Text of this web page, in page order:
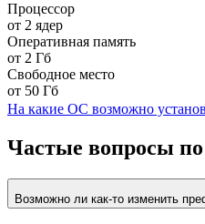
Процессор
от 2 ядер
Оперативная память
от 2 Гб
Свободное место
от 50 Гб
На какие ОС возможно
Частые вопросы по
Возможно ли как-то изменить